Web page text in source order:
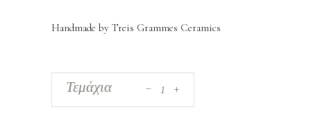
Handmade by Treis Grammes Ceramics
Ξύλινο
Τεμάχια +